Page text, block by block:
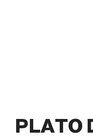
PLATO